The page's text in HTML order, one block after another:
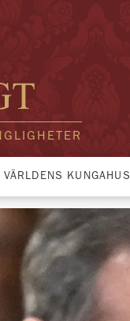
VÄRLDENS KUNGAHUS